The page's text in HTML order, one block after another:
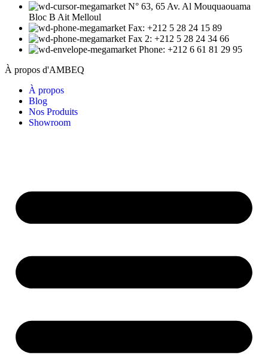
N° 63, 65 Av. Al Mouquaouama
Bloc B Ait Melloul
Fax: +212 5 28 24 15 89
Fax 2: +212 5 28 24 34 66
Phone: +212 6 61 81 29 95
À propos d'AMBEQ
À propos
Blog
Nos Produits
Showroom